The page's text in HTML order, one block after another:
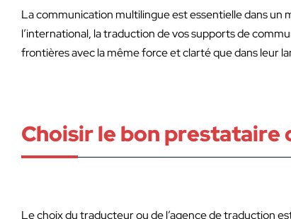
La communication multilingue est essentielle dans
l’international, la traduction de vos supports de
frontières avec la même force et clarté que dans leur
Choisir le bon prestataire
Le choix du traducteur ou de l’agence de traduction